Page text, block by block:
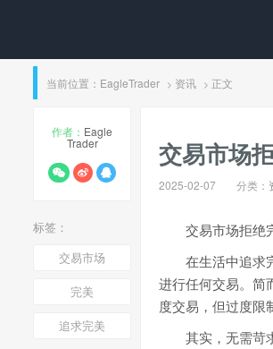
当前位置： EagleTrader > 资讯 > 正文
作者： Eagle
Trader
标签：
交易市场
完美
追求完美
交易市场
2025-02-07 分类：
交易市场拒绝
在生活中追求
进行任何交易。简
度交易，但过度限
其实，无需苛